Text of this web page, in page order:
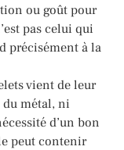
ou goût pour
pas celui qui
précisément à la
vient de leur
métal, ni
d’un bon
peut contenir